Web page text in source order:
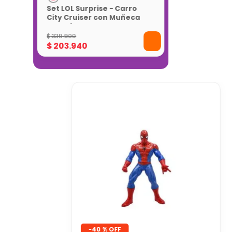
Set LOL Surprise - Carro
City Cruiser con Muñeca
Exclusiva
$339.900
$203.940
-40 %